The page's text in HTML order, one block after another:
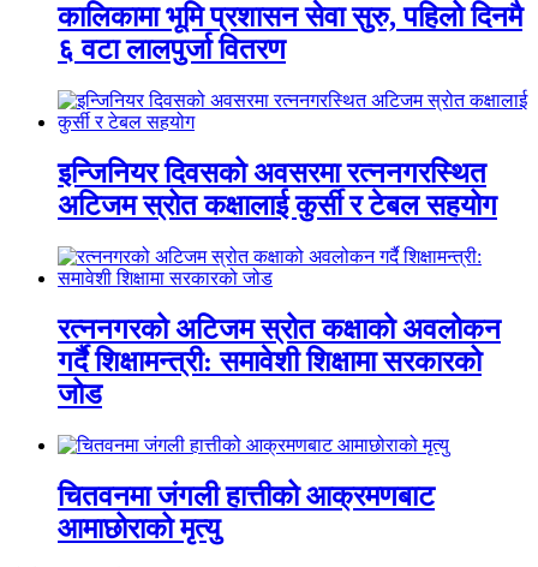
कालिकामा भूमि प्रशासन सेवा सुरु, पहिलो दिनमै
६ वटा लालपुर्जा वितरण
इन्जिनियर दिवसको अवसरमा रत्ननगरस्थित
अटिजम स्रोत कक्षालाई कुर्सी र टेबल सहयोग
रत्ननगरको अटिजम स्रोत कक्षाको अवलोकन
गर्दै शिक्षामन्त्री: समावेशी शिक्षामा सरकारको
जोड
चितवनमा जंगली हात्तीको आक्रमणबाट
आमाछोराको मृत्यु